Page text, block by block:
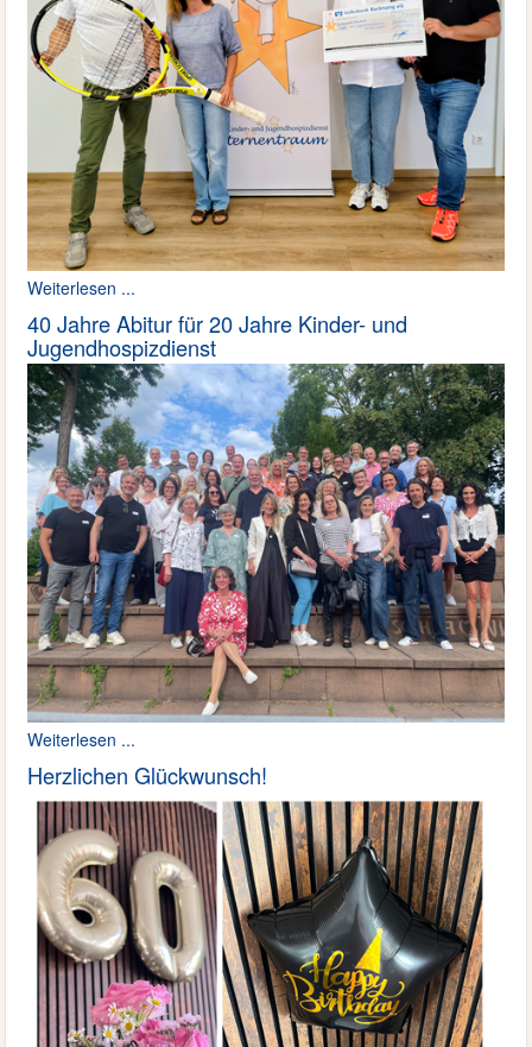
Weiterlesen ...
40 Jahre Abitur für 20 Jahre Kinder- und
Jugendhospizdienst
Weiterlesen ...
Herzlichen Glückwunsch!